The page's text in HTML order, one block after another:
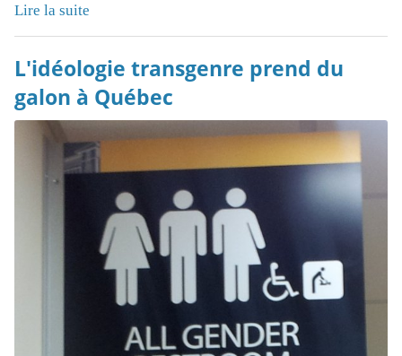
Lire la suite
L'idéologie transgenre prend du
galon à Québec